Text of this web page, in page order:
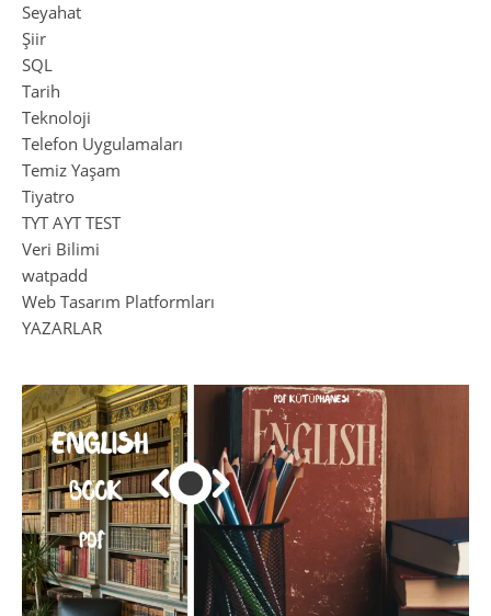
Seyahat
Şiir
SQL
Tarih
Teknoloji
Telefon Uygulamaları
Temiz Yaşam
Tiyatro
TYT AYT TEST
Veri Bilimi
watpadd
Web Tasarım Platformları
YAZARLAR